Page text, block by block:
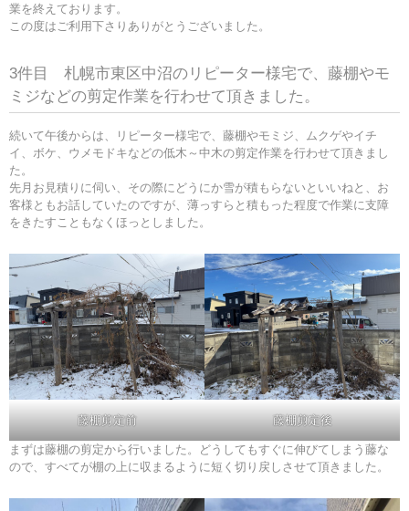
業を終えております。
この度はご利用下さりありがとうございました。
3件目 札幌市東区中沼のリピーター様宅で、藤棚やモ
ミジなどの剪定作業を行わせて頂きました。
続いて午後からは、リピーター様宅で、藤棚やモミジ、ムクゲやイチ
イ、ボケ、ウメモドキなどの低木～中木の剪定作業を行わせて頂きまし
た。
先月お見積りに伺い、その際にどうにか雪が積もらないといいねと、お
客様ともお話していたのですが、薄っすらと積もった程度で作業に支障
をきたすこともなくほっとしました。
藤棚剪定前 藤棚剪定後
まずは藤棚の剪定から行いました。どうしてもすぐに伸びてしまう藤な
ので、すべてが棚の上に収まるように短く切り戻しさせて頂きました。